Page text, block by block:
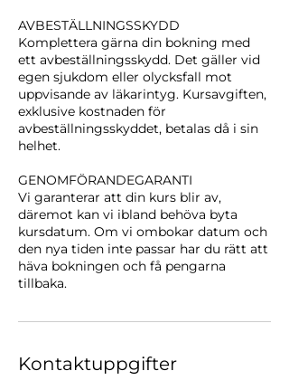
AVBESTÄLLNINGSSKYDD
Komplettera gärna din bokning med
ett avbeställningsskydd. Det gäller vid
egen sjukdom eller olycksfall mot
uppvisande av läkarintyg. Kursavgiften,
exklusive kostnaden för
avbeställningsskyddet, betalas då i sin
helhet.
GENOMFÖRANDEGARANTI
Vi garanterar att din kurs blir av,
däremot kan vi ibland behöva byta
kursdatum. Om vi ombokar datum och
den nya tiden inte passar har du rätt att
häva bokningen och få pengarna
Kontaktuppgifter